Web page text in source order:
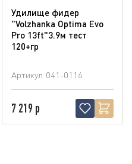
Удилище фидер
"Volzhanka Optima Evo
Pro 13ft"3.9м тест
120+гр
Артикул 041-0116
7 219 р